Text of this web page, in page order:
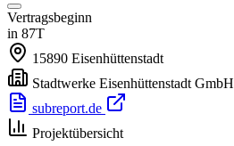
Vertragsbeginn
in 87T
15890 Eisenhüttenstadt
Stadtwerke Eisenhüttenstadt GmbH
subreport.de
Projektübersicht